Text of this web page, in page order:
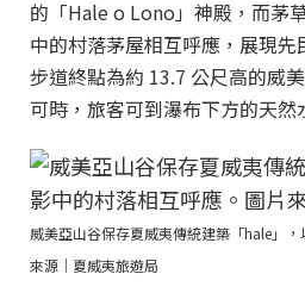
的「Hale o Lono」神殿，而茅
中的村落茅屋相互呼應，展現先
步道終點為約 13.7 公尺高的威
可時，旅客可到瀑布下方的天然
威美亞山谷保存夏威夷傳統建築「hale」
來源｜夏威夷旅遊局